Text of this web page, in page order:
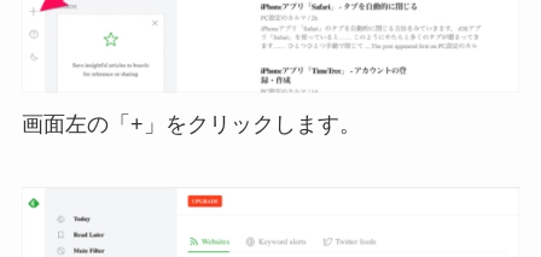
画面左の「+」をクリックします。